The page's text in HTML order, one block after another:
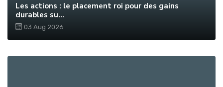
Les actions : le placement roi pour des gains
durables su...
03 Aug 2026